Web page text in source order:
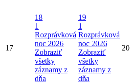
17
18
1
Rozprávková
noc 2026
Zobraziť
všetky
záznamy z
dňa
19
1
Rozprávková
noc 2026
Zobraziť
všetky
záznamy z
dňa
20